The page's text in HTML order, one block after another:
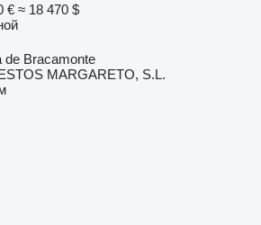
€ ≈ 18 470 $
de Bracamonte
MARGARETO, S.L.